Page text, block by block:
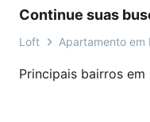
Continue suas
Loft Apartamento em